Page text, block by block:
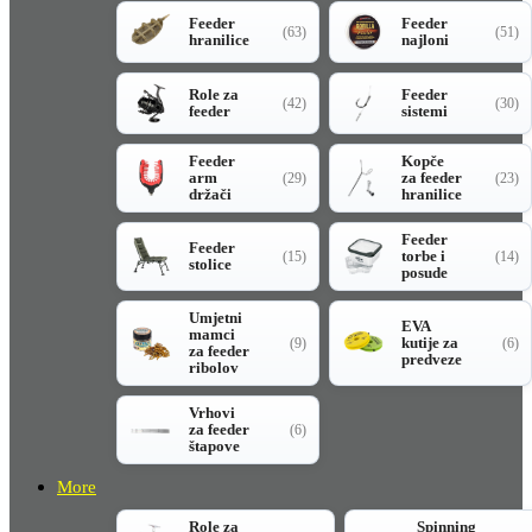
Feeder
hranilice
(63)
Feeder
najloni
(51)
Role za
feeder
(42)
Feeder
sistemi
(30)
Feeder
arm
držači
(29)
Kopče
za feeder
hranilice
(23)
Feeder
stolice
(15)
Feeder
torbe i
posude
(14)
Umjetni
mamci
za feeder
ribolov
(9)
EVA
kutije za
predveze
(6)
Vrhovi
za feeder
štapove
(6)
More
Role za
Spinning